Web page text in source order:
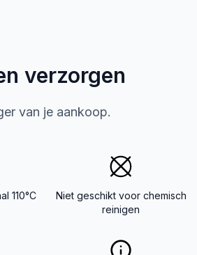
verzorgen
van je aankoop.
110°C
Niet geschikt voor chemisch
reinigen